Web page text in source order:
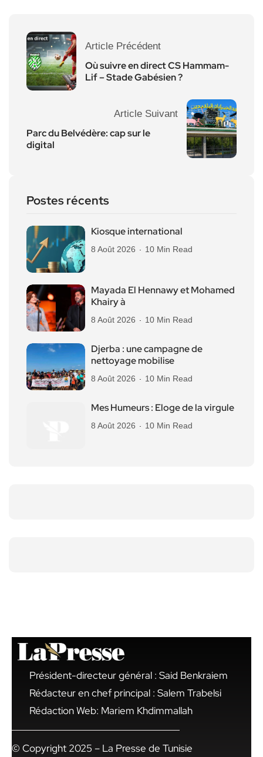
Article Précédent
Où suivre en direct CS Hammam-
Lif – Stade Gabésien ?
Article Suivant
Parc du Belvédère: cap sur le
digital
Postes récents
Kiosque international
8 Août 2026 10 Min Read
Mayada El Hennawy et Mohamed
Khairy à
8 Août 2026 10 Min Read
Djerba : une campagne de
nettoyage mobilise
8 Août 2026 10 Min Read
Mes Humeurs : Eloge de la virgule
8 Août 2026 10 Min Read
Président-directeur général : Said Benkraiem
Rédacteur en chef principal : Salem Trabelsi
Rédaction Web: Mariem Khdimmallah
© Copyright 2025 – La Presse de Tunisie